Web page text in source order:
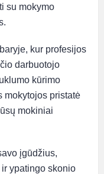
su mokymo
kur profesijos
darbuotojo
kūrimo
mokytojos pristatė
mokiniai
įgūdžius,
ypatingo skonio